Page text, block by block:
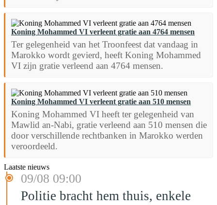
Koning Mohammed VI verleent gratie aan 4764 mensen
Ter gelegenheid van het Troonfeest dat vandaag in
Marokko wordt gevierd, heeft Koning Mohammed
VI zijn gratie verleend aan 4764 mensen.
Koning Mohammed VI verleent gratie aan 510 mensen
Koning Mohammed VI heeft ter gelegenheid van
Mawlid an-Nabi, gratie verleend aan 510 mensen die
door verschillende rechtbanken in Marokko werden
veroordeeld.
Laatste nieuws
09/08 09:00
Politie bracht hem thuis, enkele